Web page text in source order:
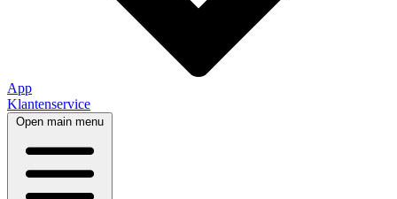
App
Klantenservice
Open main menu